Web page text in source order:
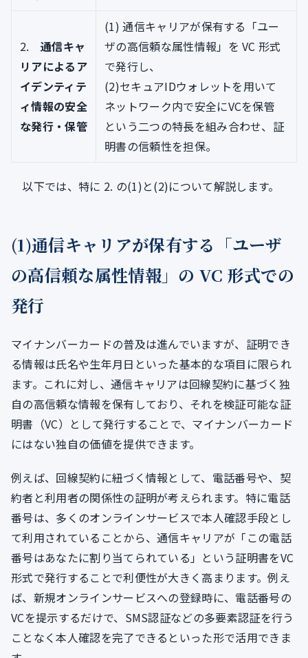
2. 通信キャ
リアによるア
イデンティテ
ィ情報の安全
な発行・保管
(1) 通信キャリアが保有する「ユー
ザの高信頼な属性情報」を VC 形式
で発行し、
(2)セキュアIDウォレットを用いて
ネットワーク内で安全にVCを保管
という二つの特長を組み合わせ、証
明書の信頼性を担保。
以下では、特に 2. の(1)と(2)について解説します。
(1)通信キャリアが保有する「ユーザ
の高信頼な属性情報」の VC 形式での
発行
マイナンバーカードの普及は進んでいますが、証明でき
る情報は氏名や生年月日といった基本的な項目に限られ
ます。これに対し、通信キャリアは回線契約に基づく独
自の高信頼な情報を保有しており、それを検証可能な証
明書（VC）として発行することで、マイナンバーカード
にはない独自の価値を提供できます。
例えば、回線契約に紐づく情報として、電話番号や、契
約者と利用者の関係性の証明が考えられます。特に電話
番号は、多くのオンラインサービスで本人確認手段とし
て利用されていることから、通信キャリアが「この電話
番号はあなたに割り当てられている」という証明書をVC
形式で発行することで利便性が大きく高まります。例え
ば、新規オンラインサービスへの登録時に、電話番号の
VCを提示するだけで、SMS認証などの多要素認証を行う
ことなく本人確認を完了できるといった形で活用できま